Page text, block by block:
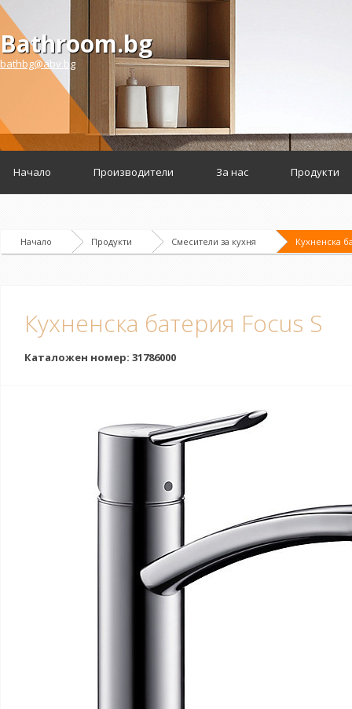
Bathroom.bg
bathbg@abv.bg
Начало Производители За нас Продукти
Начало Продукти Смесители за кухня Кухненска
Кухненска батерия Focus S
Каталожен номер: 31786000